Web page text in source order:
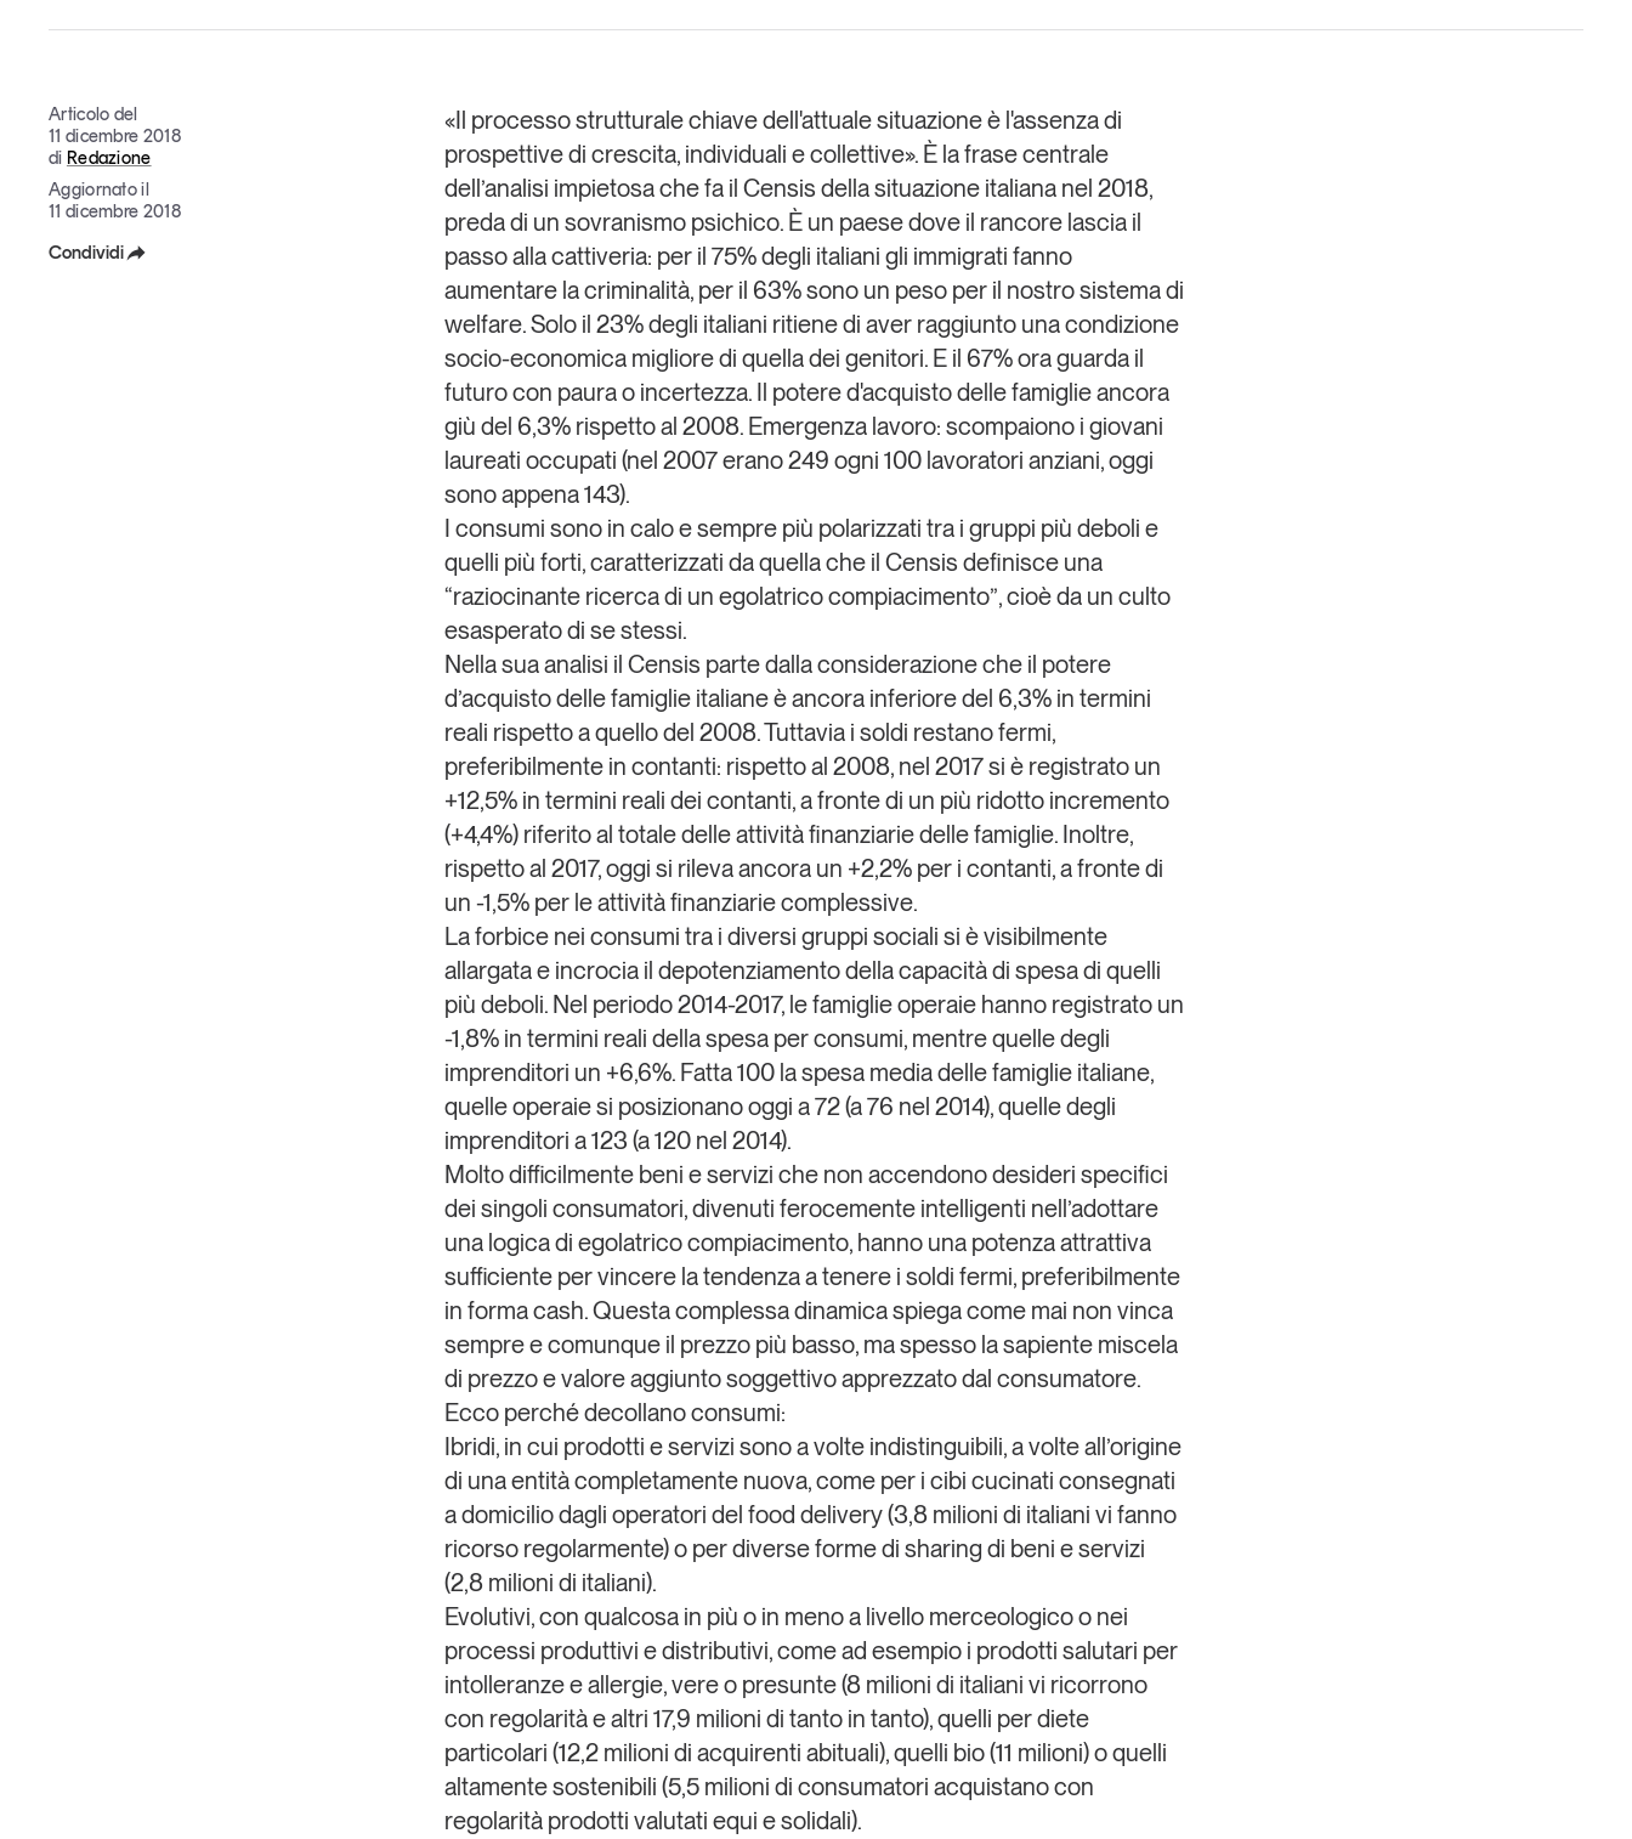
Grandi temi
Eventi e formazione
Chi siamo
Newsletter
Contatti
Tendenze è il magazine di GS1 Italy che racconta in modo
indipendente il cambiamento e le sfide del largo consumo e
dell’economia a professionisti e consumatori
Tendenze GS1 Italy
Articolo del
11 dicembre 2018
di Redazione
Aggiornato il
11 dicembre 2018
Condividi
«Il processo strutturale chiave dell'attuale situazione è l'assenza di
prospettive di crescita, individuali e collettive». È la frase centrale
dell’analisi impietosa che fa il Censis dellasituazione italiana nel 2018,
preda di un sovranismo psichico. È un paese dove il rancore lascia il
passo alla cattiveria: per il 75% degli italiani gli immigrati fanno
aumentare la criminalità, per il 63% sono un peso per il nostro sistema di
welfare. Solo il 23% degli italiani ritiene di aver raggiunto una condizione
socio-economica migliore di quella dei genitori. E il 67% ora guarda il
futuro con paura o incertezza. Il potere d'acquisto delle famiglie ancora
giù del 6,3% rispetto al 2008. Emergenza lavoro: scompaiono i giovani
laureati occupati (nel 2007 erano 249 ogni 100 lavoratori anziani, oggi
sono appena 143).
I consumi sono in calo e sempre più polarizzati tra i gruppi più deboli e
quelli più forti, caratterizzati da quella che il Censis definisce una
“raziocinante ricerca di un egolatrico compiacimento”, cioè da un culto
esasperato di se stessi.
Nella sua analisi il Censis parte dalla considerazione che il potere
d’acquisto delle famiglie italiane è ancora inferiore del 6,3% in termini
reali rispetto a quello del 2008. Tuttavia i soldi restano fermi,
preferibilmente in contanti: rispetto al 2008, nel 2017 si è registrato un
+12,5% in termini reali dei contanti, a fronte di un più ridotto incremento
(+4,4%) riferito al totale delle attività finanziarie delle famiglie. Inoltre,
rispetto al 2017, oggi si rileva ancora un +2,2% per i contanti, a fronte di
un -1,5% per le attività finanziarie complessive.
Laforbice nei consumi tra i diversi gruppi sociali si è visibilmente
allargatae incrocia il depotenziamento della capacità di spesa di quelli
più deboli. Nel periodo 2014-2017, le famiglie operaie hanno registrato un
-1,8% in termini reali della spesa per consumi, mentre quelle degli
imprenditori un +6,6%. Fatta 100 la spesa media delle famiglie italiane,
quelle operaie si posizionano oggi a 72 (a 76 nel 2014), quelle degli
imprenditori a 123 (a 120 nel 2014).
Molto difficilmente beni e servizi che non accendono desideri specifici
dei singoli consumatori, divenuti ferocemente intelligenti nell’adottare
una logica di egolatrico compiacimento, hanno una potenza attrattiva
sufficiente per vincere la tendenza a tenere i soldi fermi, preferibilmente
in forma cash. Questa complessa dinamica spiega come mai non vinca
sempre e comunque il prezzo più basso, ma spesso la sapiente miscela
di prezzo e valore aggiunto soggettivo apprezzato dal consumatore.
Ecco perché decollano consumi:
Ibridi, in cui prodotti e servizi sono a volte indistinguibili, a volte all’origine
di una entità completamente nuova, come per i cibi cucinati consegnati
a domicilio dagli operatori del food delivery (3,8 milioni di italiani vi fanno
ricorso regolarmente) o per diverse forme di sharing di beni e servizi
(2,8 milioni di italiani).
Evolutivi, con qualcosa in più o in meno a livello merceologico o nei
processi produttivi e distributivi, come ad esempio i prodotti salutari per
intolleranze e allergie, vere o presunte (8 milioni di italiani vi ricorrono
con regolarità e altri 17,9 milioni di tanto in tanto), quelli per diete
particolari (12,2 milioni di acquirenti abituali), quelli bio (11 milioni) o quelli
altamente sostenibili (5,5 milioni di consumatori acquistano con
regolarità prodotti valutati equi e solidali).